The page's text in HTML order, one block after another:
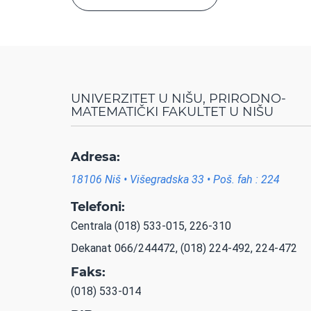
UNIVERZITET U NIŠU, PRIRODNO-
MATEMATIČKI FAKULTET U NIŠU
Adresa:
18106 Niš • Višegradska 33 • Poš. fah : 224
Telefoni:
Centrala (018) 533-015, 226-310
Dekanat 066/244472, (018) 224-492, 224-472
Faks:
(018) 533-014